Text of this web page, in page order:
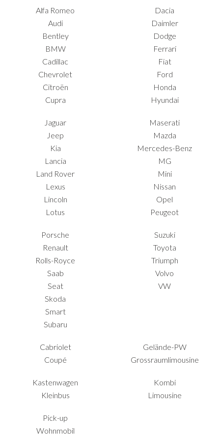
Alfa Romeo
Audi
Bentley
BMW
Cadillac
Chevrolet
Citroën
Cupra
Dacia
Daimler
Dodge
Ferrari
Fiat
Ford
Honda
Hyundai
Jaguar
Jeep
Kia
Lancia
Land Rover
Lexus
Lincoln
Lotus
Maserati
Mazda
Mercedes-Benz
MG
Mini
Nissan
Opel
Peugeot
Porsche
Renault
Rolls-Royce
Saab
Seat
Skoda
Smart
Subaru
Suzuki
Toyota
Triumph
Volvo
VW
Cabriolet
Coupé
Gelände-PW
Grossraumlimousine
Kastenwagen
Kleinbus
Kombi
Limousine
Pick-up
Wohnmobil